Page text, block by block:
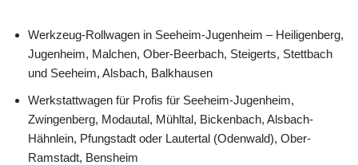
Werkzeug-Rollwagen in Seeheim-Jugenheim – Heiligenberg,
Jugenheim, Malchen, Ober-Beerbach, Steigerts, Stettbach
und Seeheim, Alsbach, Balkhausen
Werkstattwagen für Profis für Seeheim-Jugenheim,
Zwingenberg, Modautal, Mühltal, Bickenbach, Alsbach-
Hähnlein, Pfungstadt oder Lautertal (Odenwald), Ober-
Ramstadt, Bensheim